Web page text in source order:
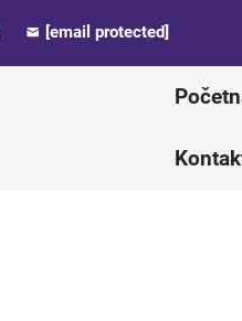
[email protected]